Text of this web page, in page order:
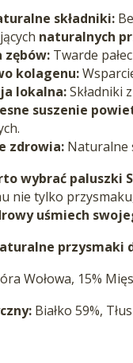
składniki:
naturalnych
zębów:Twarde
kolagenu:
lokalna:Składniki
suszenie
zdrowia:Naturalne
wybrać paluszki
nie tylko
uśmiech
Wołowa, 15%
Białko 59%,